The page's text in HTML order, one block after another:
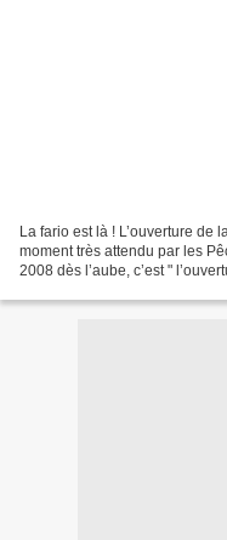
La fario est là ! L’ouverture de
moment très attendu par les
2008 dès l’aube, c’est "